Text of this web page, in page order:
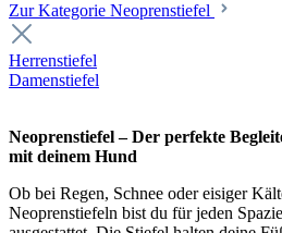
Zur Kategorie Neoprenstiefel
Herrenstiefel
Damenstiefel
Neoprenstiefel – Der perfekte
mit deinem Hund
Ob bei Regen, Schnee oder eisiger
Neoprenstiefeln bist du für jeden